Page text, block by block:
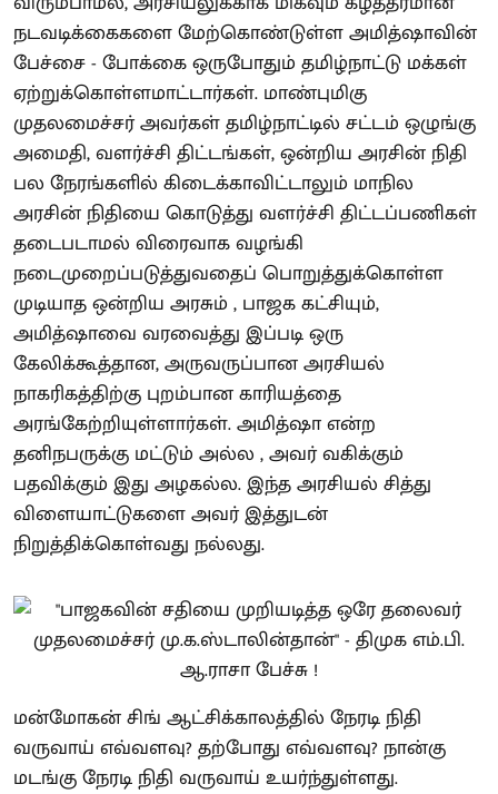
நடவடிக்கைகளை மேற்கொண்டுள்ள அமித்ஷாவின்
பேச்சை - போக்கை ஒருபோதும் தமிழ்நாட்டு மக்கள்
ஏற்றுக்கொள்ளமாட்டார்கள். மாண்புமிகு
முதலமைச்சர் அவர்கள் தமிழ்நாட்டில் சட்டம் ஒழுங்கு
அமைதி, வளர்ச்சி திட்டங்கள், ஒன்றிய அரசின் நிதி
பல நேரங்களில் கிடைக்காவிட்டாலும் மாநில
அரசின் நிதியை கொடுத்து வளர்ச்சி திட்டப்பணிகள்
தடைபடாமல் விரைவாக வழங்கி
நடைமுறைப்படுத்துவதைப் பொறுத்துக்கொள்ள
முடியாத ஒன்றிய அரசும் , பாஜக கட்சியும்,
அமித்ஷாவை வரவைத்து இப்படி ஒரு
கேலிக்கூத்தான, அருவருப்பான அரசியல்
நாகரிகத்திற்கு புறம்பான காரியத்தை
அரங்கேற்றியுள்ளார்கள். அமித்ஷா என்ற
தனிநபருக்கு மட்டும் அல்ல , அவர் வகிக்கும்
பதவிக்கும் இது அழகல்ல. இந்த அரசியல் சித்து
விளையாட்டுகளை அவர் இத்துடன்
நிறுத்திக்கொள்வது நல்லது.
மன்மோகன் சிங் ஆட்சிக்காலத்தில் நேரடி நிதி
வருவாய் எவ்வளவு? தற்போது எவ்வளவு? நான்கு
மடங்கு நேரடி நிதி வருவாய் உயர்ந்துள்ளது.